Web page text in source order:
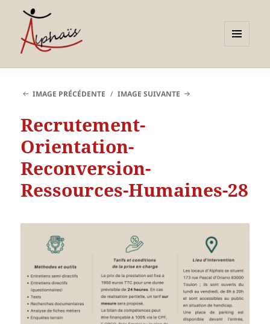
compétences et
orientations adultes et
jeunes
WIDGETS
IMAGE PRÉCÉDENTE IMAGE SUIVANTE
Recrutement-
Orientation-
Reconversion-
Ressources-Humaines-28